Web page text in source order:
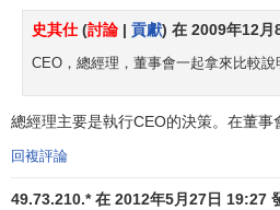
史其仕(討論 | 貢獻) 在 2009年12月
CEO，總經理，董事會一起拿來比較
總經理主要是執行CEO的決策。在董事
回複評論
49.73.210.* 在 2012年5月27日 19:27